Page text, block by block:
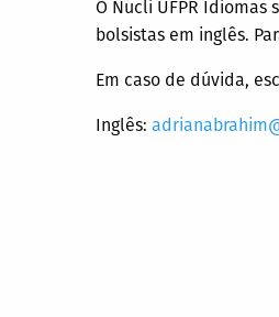
O Nucli UFPR
bolsistas em inglês.
Em caso de dúvida,
Inglês: